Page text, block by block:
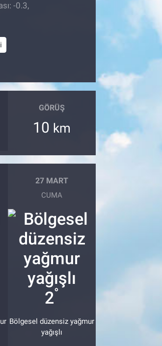
-0.3,
GÖRÜŞ
10 km
27 MART
CUMA
2°
Bölgesel düzensiz yağmur
yağışlı